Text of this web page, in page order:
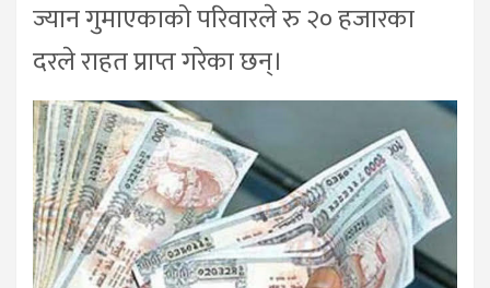
ज्यान गुमाएकाको परिवारले रु २० हजारका
दरले राहत प्राप्त गरेका छन्।